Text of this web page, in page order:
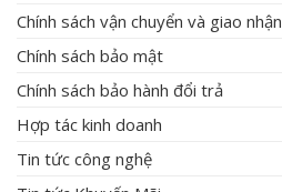
Chính sách vận chuyển và giao nhận
Chính sách bảo mật
Chính sách bảo hành đổi trả
Hợp tác kinh doanh
Tin tức công nghệ